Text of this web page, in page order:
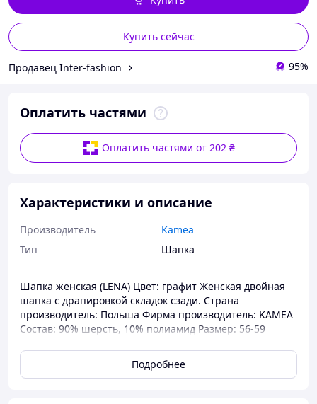
Купить сейчас
Продавец Inter-fashion 95%
Оплатить частями
Оплатить частями от 202 ₴
Характеристики и описание
Производитель
Kamea
Тип
Шапка
Шапка женская (LENA) Цвет: графит Женская двойная
шапка с драпировкой складок сзади. Страна
производитель: Польша Фирма производитель: KAMEA
Состав: 90% шерсть, 10% полиамид Размер: 56-59
Подробнее